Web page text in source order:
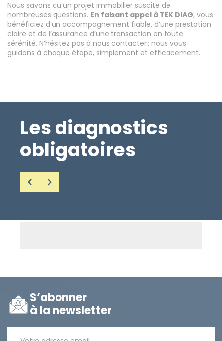
Nous savons qu’un projet immobilier suscite de
nombreuses questions. En faisant appel à TEK DIAG, vous
bénéficiez d’un accompagnement fiable, d’une prestation
claire et de l’assurance d’une transaction en toute
sérénité. N’hésitez pas à nous contacter : nous vous
guidons à chaque étape, simplement et efficacement.
Les diagnostics
obligatoires
S’abonner
à la newsletter